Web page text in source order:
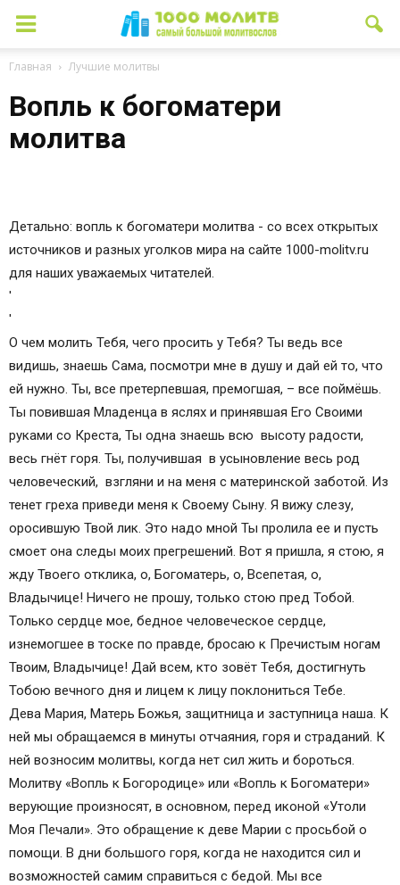
Главная Лучшие молитвы
Вопль к богоматери
молитва
Детально: вопль к богоматери молитва - со всех открытых
источников и разных уголков мира на сайте 1000-molitv.ru
для наших уважаемых читателей.
'
'
О чем молить Тебя, чего просить у Тебя? Ты ведь все
видишь, знаешь Сама, посмотри мне в душу и дай ей то, что
ей нужно. Ты, все претерпевшая, премогшая, – все поймёшь.
Ты повившая Младенца в яслях и принявшая Его Своими
руками со Креста, Ты одна знаешь всю высоту радости,
весь гнёт горя. Ты, получившая в усыновление весь род
человеческий, взгляни и на меня с материнской заботой. Из
тенет греха приведи меня к Своему Сыну. Я вижу слезу,
оросившую Твой лик. Это надо мной Ты пролила еe и пусть
смоет она следы моих прегрешений. Вот я пришла, я стою, я
жду Твоего отклика, о, Богоматерь, о, Всепетая, о,
Владычице! Ничего не прошу, только стою пред Тобой.
Только сердце моe, бедное человеческое сердце,
изнемогшее в тоске по правде, бросаю к Пречистым ногам
Твоим, Владычицe! Дай всем, кто зовёт Тебя, достигнуть
Тобою вечного дня и лицем к лицу поклониться Тебе.
Дева Мария, Матерь Божья, защитница и заступница наша. К
ней мы обращаемся в минуты отчаяния, горя и страданий. К
ней возносим молитвы, когда нет сил жить и бороться.
Молитву «Вопль к Богородице» или «Вопль к Богоматери»
верующие произносят, в основном, перед иконой «Утоли
Моя Печали». Это обращение к деве Марии с просьбой о
помощи. В дни большого горя, когда не находится сил и
возможностей самим справиться с бедой. Мы все